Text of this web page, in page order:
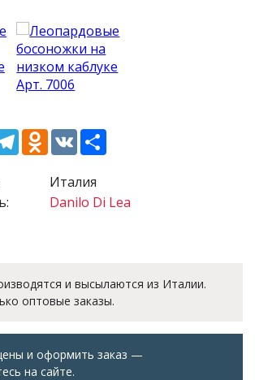
TelegramOdnoklassniki
VK
Италия
Danilo Di Lea
и высылаются из Италии.
оптовые заказы.
и оформить заказ —
на сайте.